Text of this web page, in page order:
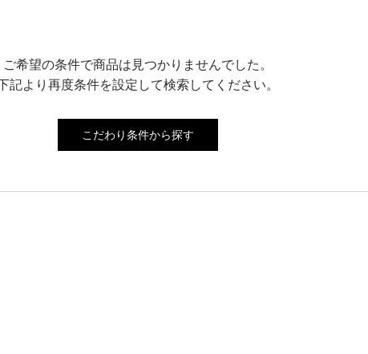
ご希望の条件で商品は見つかりませんでした。
記より再度条件を設定して検索してください。
こだわり条件から探す